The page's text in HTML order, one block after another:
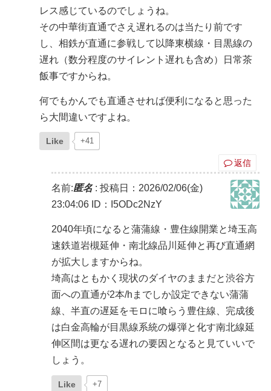
レス感じているのでしょうね。
その中華街直通でさえ遅れるのは当たり前です
し、相鉄が直通に参戦して以降東横線・目黒線の
遅れ（数分程度のサイレント遅れも含め）日常茶
飯事ですからね。
何でもかんでも直通させれば便利になると思った
ら大間違いですよね。
Like +41
返信
名前:匿名: 投稿日：2026/02/06(金)
23:04:06 ID：I5ODc2NzY
2040年頃になると蒲蒲線・豊住線開業と埼玉高
速鉄道岩槻延伸・南北線品川延伸と再び直通網
が拡大しますからね。
埼高はともかく現状のダイヤのままだと渋谷方
面への直通が2本/hまでしか設定できない蒲蒲
線、半直の遅延をモロに喰らう豊住線、完成後
は白金高輪が目黒線系統の爆弾と化す南北線延
伸区間は更なる遅れの要因となると見ていいで
しょう。
Like +7